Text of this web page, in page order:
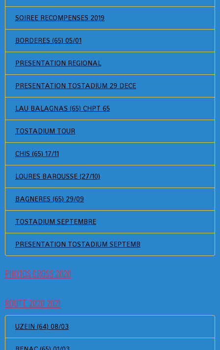
SOIREE RECOMPENSES 2019
BORDERES (65) 05/01
PRESENTATION REGIONAL
PRESENTATION TOSTADIUM 29 DECE
LAU BALAGNAS (65) CHPT 65
TOSTADIUM TOUR
CHIS (65) 17/11
LOURES BAROUSSE (27/10)
BAGNERES (65) 29/09
TOSTADIUM SEPTEMBRE
PRESENTATION TOSTADIUM SEPTEMB
PHOTOS CROSS 2020
ROUTE 2020 2021
UZEIN (64) 08/03